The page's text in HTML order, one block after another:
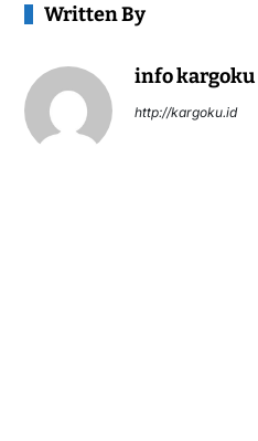
Written By
info kargoku
http://kargoku.id